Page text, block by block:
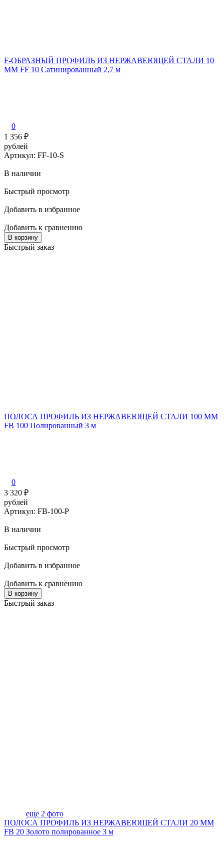
F-ОБРАЗНЫЙ ПРОФИЛЬ ИЗ НЕРЖАВЕЮЩЕЙ СТАЛИ 10
ММ FF 10 Сатинированный 2,7 м
0
1 356 ₽
рублей
Артикул: FF-10-S
В наличии
Быстрый просмотр
Добавить в избранное
Добавить к сравнению
В корзину
Быстрый заказ
ПОЛОСА ПРОФИЛЬ ИЗ НЕРЖАВЕЮЩЕЙ СТАЛИ 100 ММ
FB 100 Полированный 3 м
0
3 320 ₽
рублей
Артикул: FB-100-P
В наличии
Быстрый просмотр
Добавить в избранное
Добавить к сравнению
В корзину
Быстрый заказ
еще 2 фото
ПОЛОСА ПРОФИЛЬ ИЗ НЕРЖАВЕЮЩЕЙ СТАЛИ 20 ММ
FB 20 Золото полированное 3 м